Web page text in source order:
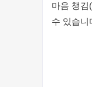
마음 챙김
수 있습니